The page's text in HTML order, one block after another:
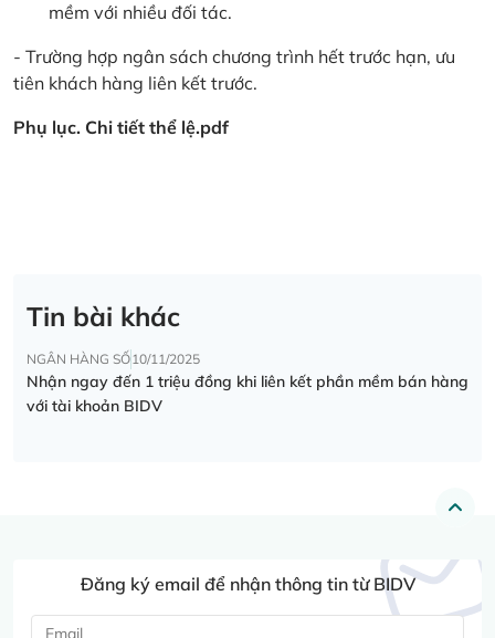
mềm với nhiều đối tác.
- Trường hợp ngân sách chương trình hết trước hạn, ưu
tiên khách hàng liên kết trước.
Phụ lục. Chi tiết thể lệ.pdf
Tin bài khác
NGÂN HÀNG SỐ10/11/2025
Nhận ngay đến 1 triệu đồng khi liên kết phần mềm bán hàng
với tài khoản BIDV
Đăng ký email để nhận thông tin từ BIDV